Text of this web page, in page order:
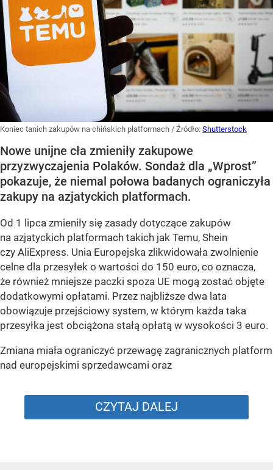
Koniec tanich zakupów na chińskich platformach / Źródło: Shutterstock
Nowe unijne cła zmieniły zakupowe
przyzwyczajenia Polaków. Sondaż dla „Wprost”
pokazuje, że niemal połowa badanych ograniczyła
zakupy na azjatyckich platformach.
Od 1 lipca zmieniły się zasady dotyczące zakupów
na azjatyckich platformach takich jak Temu, Shein
czy AliExpress. Unia Europejska zlikwidowała zwolnienie
celne dla przesyłek o wartości do 150 euro, co oznacza,
że również mniejsze paczki spoza UE mogą zostać objęte
dodatkowymi opłatami. Przez najbliższe dwa lata
obowiązuje przejściowy system, w którym każda taka
przesyłka jest obciążona stałą opłatą w wysokości 3 euro.
Zmiana miała ograniczyć przewagę zagranicznych platform
nad europejskimi sprzedawcami oraz
CZYTAJ DALEJ